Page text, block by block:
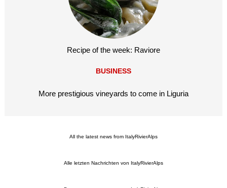
Recipe of the week: Raviore
BUSINESS
More prestigious vineyards to come in Liguria
All the latest news from ItalyRivierAlps
Alle letzten Nachrichten von ItalyRivierAlps